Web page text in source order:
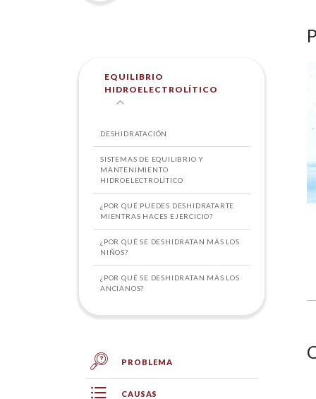
EQUILIBRIO
HIDROELECTROLÍTICO
DESHIDRATACIÓN
SISTEMAS DE EQUILIBRIO Y
MANTENIMIENTO
HIDROELECTROLÍTICO
¿POR QUÉ PUEDES DESHIDRATARTE
MIENTRAS HACES EJERCICIO?
¿POR QUÉ SE DESHIDRATAN MÁS LOS
NIÑOS?
¿POR QUÉ SE DESHIDRATAN MÁS LOS
ANCIANOS?
PROBLEMA
CAUSAS